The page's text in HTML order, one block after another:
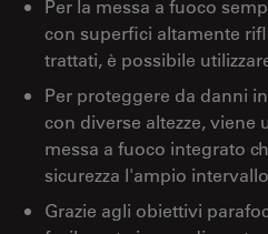
Per la messa a fuoco
con superfici altamente
trattati, è possibile
Per proteggere da danni
con diverse altezze, viene
messa a fuoco integrato
sicurezza l'ampio
Grazie agli obiettivi